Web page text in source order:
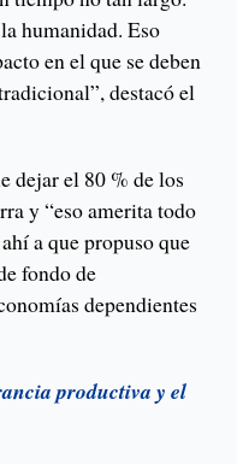
humanidad. Eso
en el que se deben
destacó el
dejar el 80 % de los
y “eso amerita todo
a que propuso que
fondo de
dependientes
productiva y el